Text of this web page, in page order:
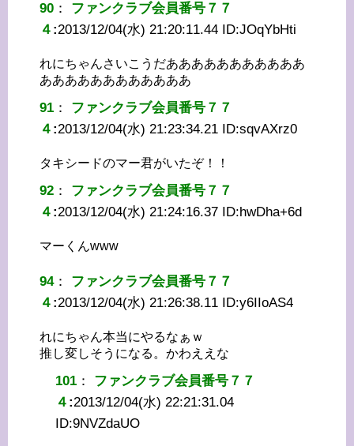
90 ： ファンクラブ会員番号７７
４ :2013/12/04(水) 21:20:11.44 ID:JOqYbHti
れにちゃんさいこうだあああああああああああ
ああああああああああああ
91 ： ファンクラブ会員番号７７
４ :2013/12/04(水) 21:23:34.21 ID:sqvAXrz0
タキシードのマー君がいたぞ！！
92 ： ファンクラブ会員番号７７
４ :2013/12/04(水) 21:24:16.37 ID:hwDha+6d
マーくんwww
94： ファンクラブ会員番号７７
４ :2013/12/04(水) 21:26:38.11 ID:y6IIoAS4
れにちゃん本当にやるなぁｗ
推し変しそうになる。かわええな
101 ： ファンクラブ会員番号７７
４ :2013/12/04(水) 22:21:31.04
ID:9NVZdaUO